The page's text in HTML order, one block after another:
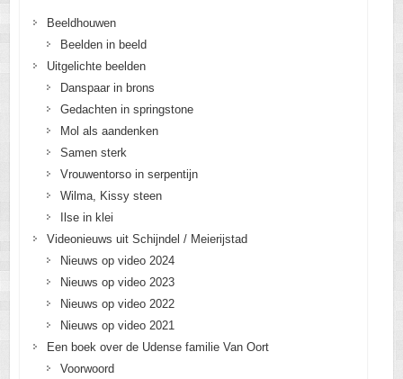
Beeldhouwen
Beelden in beeld
Uitgelichte beelden
Danspaar in brons
Gedachten in springstone
Mol als aandenken
Samen sterk
Vrouwentorso in serpentijn
Wilma, Kissy steen
Ilse in klei
Videonieuws uit Schijndel / Meierijstad
Nieuws op video 2024
Nieuws op video 2023
Nieuws op video 2022
Nieuws op video 2021
Een boek over de Udense familie Van Oort
Voorwoord